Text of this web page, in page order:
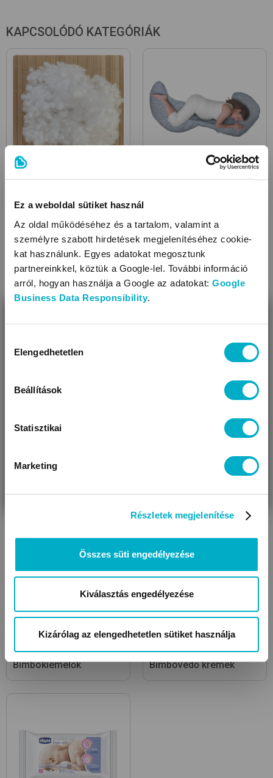
Ez a weboldal sütiket használ
Az oldal működéséhez és a tartalom, valamint a
személyre szabott hirdetések megjelenítéséhez cookie-
kat használunk. Egyes adatokat megosztunk
partnereinkkel, köztük a Google-lel. További információ
arról, hogyan használja a Google az adatokat: Google
Business Data Responsibility.
kiválasztása
Elengedhetetlen
Beállítások
Statisztikai
Marketing
Részletek megjelenítése
Összes süti engedélyezése
Kiválasztás engedélyezése
Kizárólag az elengedhetetlen sütiket használja
utáni megfelelő pozíciójának kialakításában, elkerülve az
esetleges bukást; 6 hónapos kortól támaszt nyújthat a
gyermek számára, így motorikus képességei könnyebben
fejlődhetnek; 9 hónapos kortól ülést segítő párnaként is
funkcionál
Felszereltsége: állítható öv
huzat
Anyagtípus: vászon
Díszítés: anyagában mintás
Anyagtípus:(huzat) vászon
Anyagtípus:(töltet) flísz
KAPCSOLÓDÓ KATEGÓRIÁK
Szoptatós párna töltetek Kismama párnák
Szoptatós melltartók
Bimbókiemelők Bimbóvédő krémek
Úgy látjuk, most jársz nálunk először!
VÁRANDÓS
AJÁNDÉKOT